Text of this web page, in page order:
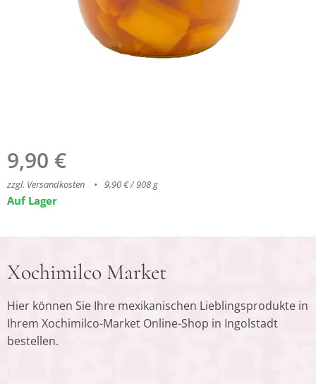
9,90 €
zzgl. Versandkosten 9,90 € / 908 g
Auf Lager
Xochimilco Market
Hier können Sie Ihre mexikanischen Lieblingsprodukte in
Ihrem Xochimilco-Market Online-Shop in Ingolstadt
bestellen.